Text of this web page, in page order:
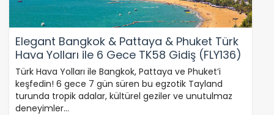
Elegant Bangkok & Pattaya & Phuket Türk
Hava Yolları ile 6 Gece TK58 Gidiş (FLY136)
Türk Hava Yolları ile Bangkok, Pattaya ve Phuket’i
keşfedin! 6 gece 7 gün süren bu egzotik Tayland
turunda tropik adalar, kültürel geziler ve unutulmaz
deneyimler…